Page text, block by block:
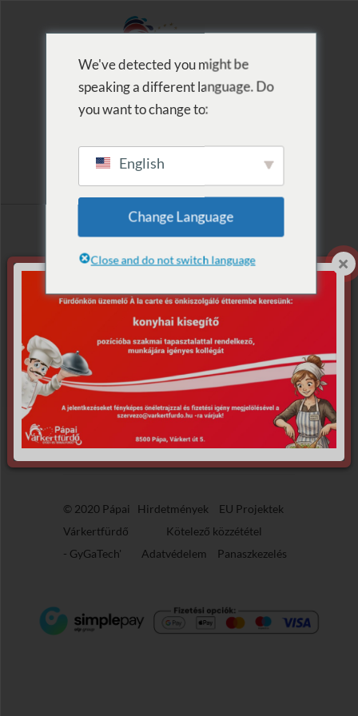
Címke szerinti
lista: Hot Men
Dance
Nincs találat.
Sajnáljuk, de nem található, amit keresett.
© 2020 Pápai
Várkertfürdő
- GyGaTech'
Hirdetmények
EU Projektek
Kötelező közzététel
Adatvédelem
Panaszkezelés
We've detected you might be
speaking a different language. Do
you want to change to:
English
Change Language
Close and do not switch language